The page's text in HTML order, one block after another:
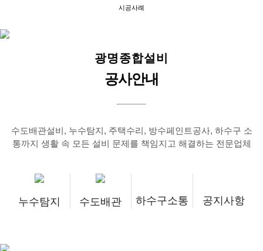
시공사례
광명종합설비
공사안내
수도배관설비, 누수탐지, 주택수리, 방수페인트공사, 하수구 소
통까지 생활 속 모든 설비 문제를 책임지고 해결하는 전문업체
누수탐지 수도배관 하수구소통 공지사항